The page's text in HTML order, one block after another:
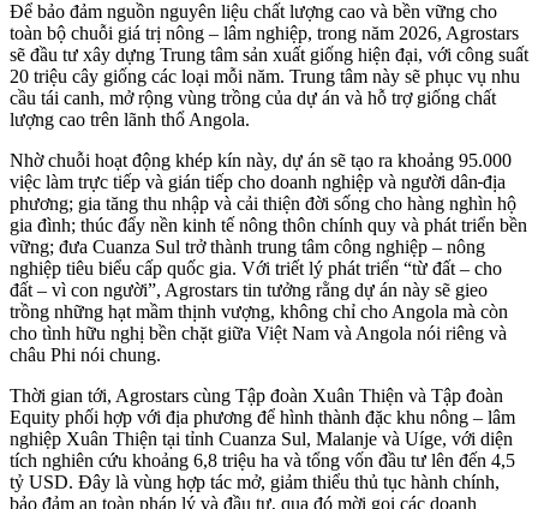
Để bảo đảm nguồn nguyên liệu chất lượng cao và bền vững cho
toàn bộ chuỗi giá trị nông – lâm nghiệp, trong năm 2026, Agrostars
sẽ đầu tư xây dựng Trung tâm sản xuất giống hiện đại, với công suất
20 triệu cây giống các loại mỗi năm. Trung tâm này sẽ phục vụ nhu
cầu tái canh, mở rộng vùng trồng của dự án và hỗ trợ giống chất
lượng cao trên lãnh thổ Angola.
Nhờ chuỗi hoạt động khép kín này, dự án sẽ tạo ra khoảng 95.000
việc làm trực tiếp và gián tiếp cho doanh nghiệp và người dân địa
phương; gia tăng thu nhập và cải thiện đời sống cho hàng nghìn hộ
gia đình; thúc đẩy nền kinh tế nông thôn chính quy và phát triển bền
vững; đưa Cuanza Sul trở thành trung tâm công nghiệp – nông
nghiệp tiêu biểu cấp quốc gia. Với triết lý phát triển “từ đất – cho
đất – vì con người”, Agrostars tin tưởng rằng dự án này sẽ gieo
trồng những hạt mầm thịnh vượng, không chỉ cho Angola mà còn
cho tình hữu nghị bền chặt giữa Việt Nam và Angola nói riêng và
châu Phi nói chung.
Thời gian tới, Agrostars cùng Tập đoàn Xuân Thiện và Tập đoàn
Equity phối hợp với địa phương để hình thành đặc khu nông – lâm
nghiệp Xuân Thiện tại tỉnh Cuanza Sul, Malanje và Uíge, với diện
tích nghiên cứu khoảng 6,8 triệu ha và tổng vốn đầu tư lên đến 4,5
tỷ USD. Đây là vùng hợp tác mở, giảm thiểu thủ tục hành chính,
bảo đảm an toàn pháp lý và đầu tư, qua đó mời gọi các doanh